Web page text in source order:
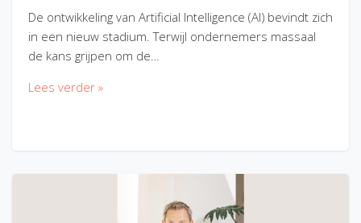
De ontwikkeling van Artificial Intelligence (AI) bevindt zich
in een nieuw stadium. Terwijl ondernemers massaal
de kans grijpen om de…
Lees verder »